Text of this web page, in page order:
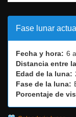
Fase lunar actual
Fecha y hora: 6
Distancia entre
Edad de la luna:
Fase de la luna:
Porcentaje de